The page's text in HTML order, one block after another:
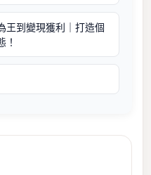
王到變現獲利｜打造個
！